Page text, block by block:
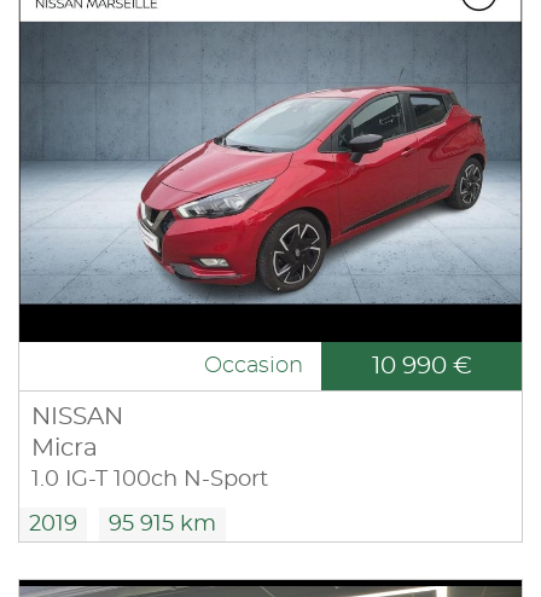
Occasion 10 990 €
NISSAN
Micra
1.0 IG-T 100ch N-Sport
2019 95 915 km